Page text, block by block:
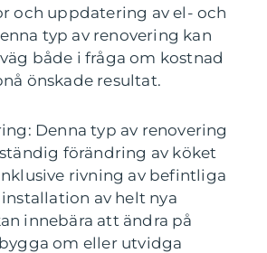
och uppdatering av el- och
typ av renovering kan
både i fråga om kostnad
önskade resultat.
Denna typ av renovering
förändring av köket
rivning av befintliga
av helt nya
innebära att ändra på
om eller utvidga